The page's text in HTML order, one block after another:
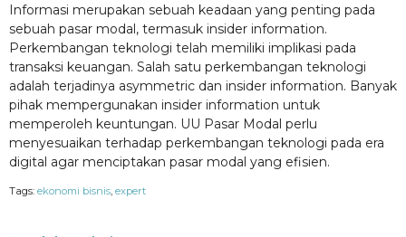
Informasi merupakan sebuah keadaan yang penting pada
sebuah pasar modal, termasuk insider information.
Perkembangan teknologi telah memiliki implikasi pada
transaksi keuangan. Salah satu perkembangan teknologi
adalah terjadinya asymmetric dan insider information. Banyak
pihak mempergunakan insider information untuk
memperoleh keuntungan. UU Pasar Modal perlu
menyesuaikan terhadap perkembangan teknologi pada era
digital agar menciptakan pasar modal yang efisien.
Tags: ekonomi bisnis, expert